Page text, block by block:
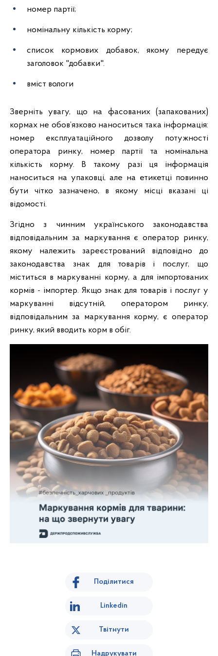
номер партії;
номінальну кількість корму;
список кормових добавок, якому передує
заголовок "добавки".
вміст вологи
Зверніть увагу, що на фасованих (запакованих)
кормах не обов’язково наноситься така інформація:
номер експлуатаційного дозволу потужності
оператора ринку, номер партії та номінальна
кількість корму. В такому разі ця інформація
наноситься на упаковці, але на етикетці повинно
бути чітко зазначено, в якому місці вказані ці
відомості.
Згідно з чинним українського законодавства
відповідальним за маркування є оператор ринку,
якому належить зареєстрований відповідно до
законодавства знак для товарів і послуг, що
міститься в маркуванні корму, а для імпортованих
кормів - імпортер. Якщо знак для товарів і послуг у
маркуванні відсутній, оператором ринку,
відповідальним за маркування корму, є оператор
ринку, який вводить корм в обіг.
Поділитися
Linkedin
Твітнути
Надрукувати